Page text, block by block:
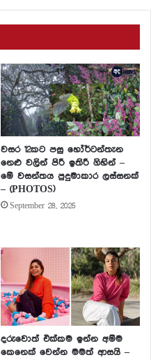
වසර 12කට පසු හෝර්ටන්තැන
නෙළු වලින් පිරී ඉතිරී ගිහින් –
මේ වසන්තය පුදුමාකාර ලස්සනක්
– (PHOTOS)
September 28, 2025
දරුවොත් එක්කම ඉන්න අම්ම
කෙනෙක් වෙන්න මමත් ආසයි –